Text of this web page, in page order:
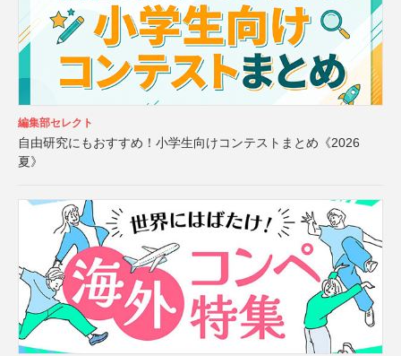
編集部セレクト
自由研究にもおすすめ！小学生向けコンテストまとめ《2026
夏》